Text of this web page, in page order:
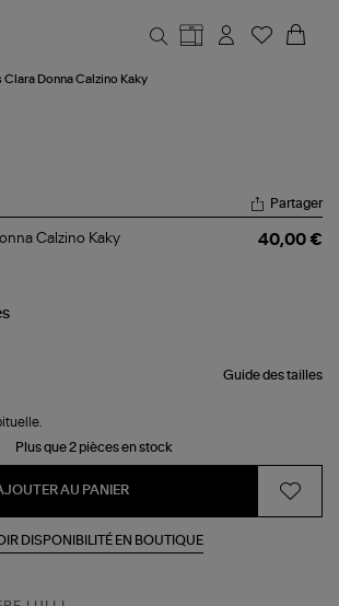
Donna Calzino Kaky
Partager
Calzino Kaky 40,00 €
Guide des tailles
Plus que 2 pièces en stock
AU PANIER
DISPONIBILITÉ EN BOUTIQUE